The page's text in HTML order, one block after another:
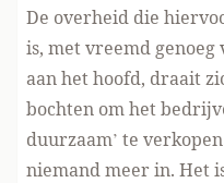
De overheid die
is, met vreemd
aan het hoofd, draait
bochten om het
duurzaam’ te
niemand meer in. Het